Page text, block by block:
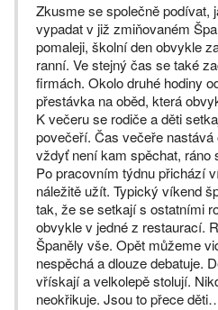
Zkusme se společně podívat,
vypadat v již zmiňovaném
pomaleji, školní den obvykle
ranní. Ve stejný čas se také
firmách. Okolo druhé hodiny
přestávka na oběd, která
K večeru se rodiče a děti
povečeří. Čas večeře nastává
vždyť není kam spěchat,
Po pracovním týdnu přichází
náležitě užít. Typický víkend
tak, že se setkají s ostatními
obvykle v jedné z restaurací.
Španěly vše. Opět můžeme
nespěchá a dlouze debatuje.
vřískají a velkolepě stolují.
neokřikuje. Jsou to přece